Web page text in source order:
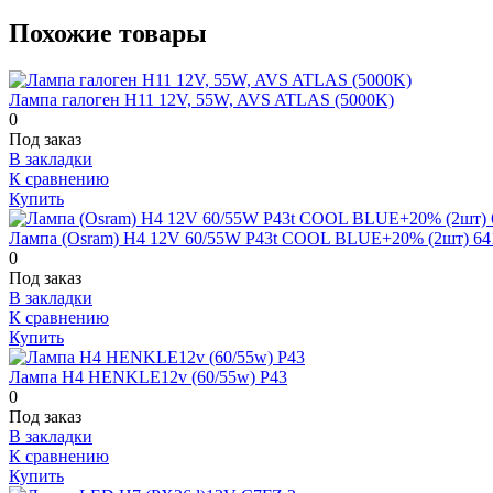
Похожие товары
Лампа галоген H11 12V, 55W, AVS ATLAS (5000K)
0
Под заказ
В закладки
К сравнению
Купить
Лампа (Osram) H4 12V 60/55W P43t COOL BLUE+20% (2шт)
0
Под заказ
В закладки
К сравнению
Купить
Лампа H4 HENKLE12v (60/55w) P43
0
Под заказ
В закладки
К сравнению
Купить